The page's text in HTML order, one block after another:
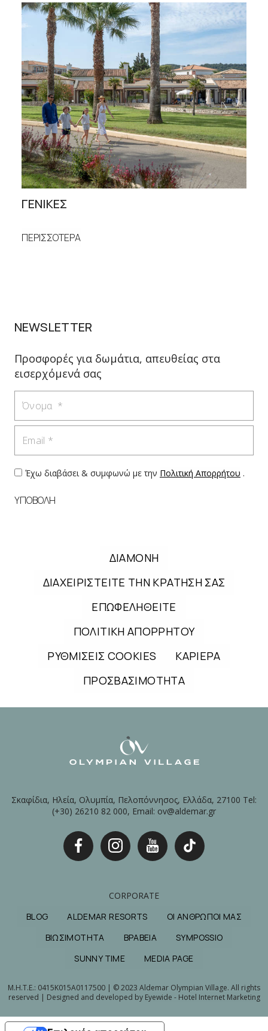
ΓΕΝΙΚΕΣ
ΠΕΡΙΣΣΟΤΕΡΑ
NEWSLETTER
Προσφορές για δωμάτια, απευθείας στα
εισερχόμενά σας
Έχω διαβάσει & συμφωνώ με την Πολιτική Απορρήτου .
ΥΠΟΒΟΛΗ
ΔΙΑΜΟΝΗ
ΔΙΑΧΕΙΡΙΣΤΕΙΤΕ ΤΗΝ ΚΡΑΤΗΣΗ ΣΑΣ
ΕΠΩΦΕΛΗΘΕΙΤΕ
ΠΟΛΙΤΙΚΗ ΑΠΟΡΡΗΤΟΥ
ΡΥΘΜΙΣΕΙΣ COOKIES
ΚΑΡΙΕΡΑ
ΠΡΟΣΒΑΣΙΜΟΤΗΤΑ
Σκαφίδια, Ηλεία, Ολυμπία, Πελοπόννησος, Ελλάδα, 27100 Tel:
(+30) 26210 82 000, Email: ov@aldemar.gr
CORPORATE
BLOG
ALDEMAR RESORTS
ΟΙ ΑΝΘΡΩΠΟΙ ΜΑΣ
ΒΙΩΣΙΜΟΤΗΤΑ
ΒΡΑΒΕΙΑ
SYMPOSSIO
SUNNY TIME
MEDIA PAGE
M.H.T.E.: 0415Κ015Α0117500 | © 2023 Aldemar Olympian Village. All rights
reserved | Designed and developed by Eyewide - Hotel Internet Marketing